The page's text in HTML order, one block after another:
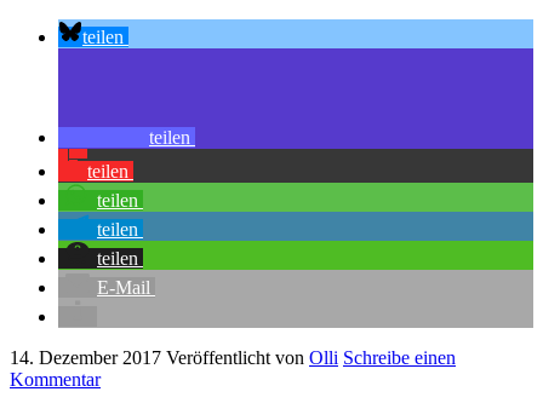
teilen
teilen
teilen
teilen
teilen
teilen
E-Mail
14. Dezember 2017 Veröffentlicht von Olli Schreibe einen
Kommentar